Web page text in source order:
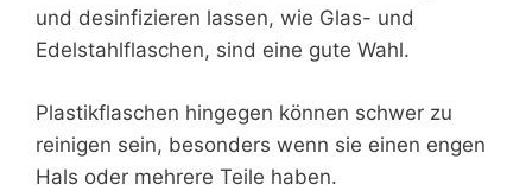
und desinfizieren lassen, wie Glas- und
Edelstahlflaschen, sind eine gute Wahl.
Plastikflaschen hingegen können schwer zu
reinigen sein, besonders wenn sie einen engen
Hals oder mehrere Teile haben.